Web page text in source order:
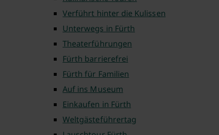
Verführt hinter die Kulissen
Unterwegs in Fürth
Theaterführungen
Fürth barrierefrei
Fürth für Familien
Auf ins Museum
Einkaufen in Fürth
Weltgästeführertag